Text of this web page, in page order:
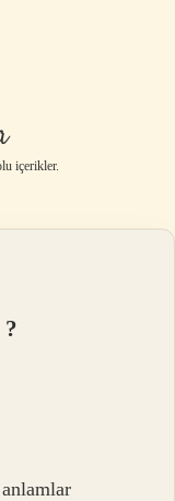
içerikler.